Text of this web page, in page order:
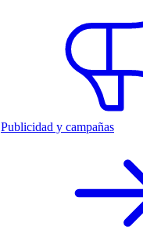
Publicidad y campañas